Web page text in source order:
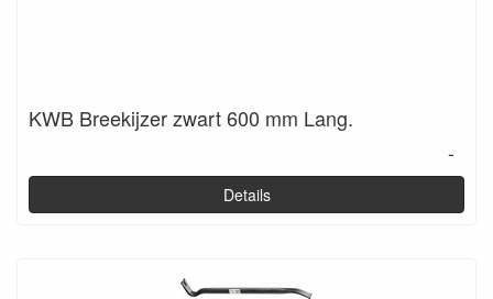
KWB Breekijzer zwart 600 mm Lang.
-
Details